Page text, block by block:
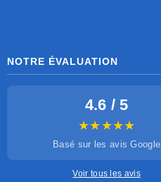
NOTRE ÉVALUATION
4.6 / 5
★★★★★
Basé sur les avis Google
Voir tous les avis